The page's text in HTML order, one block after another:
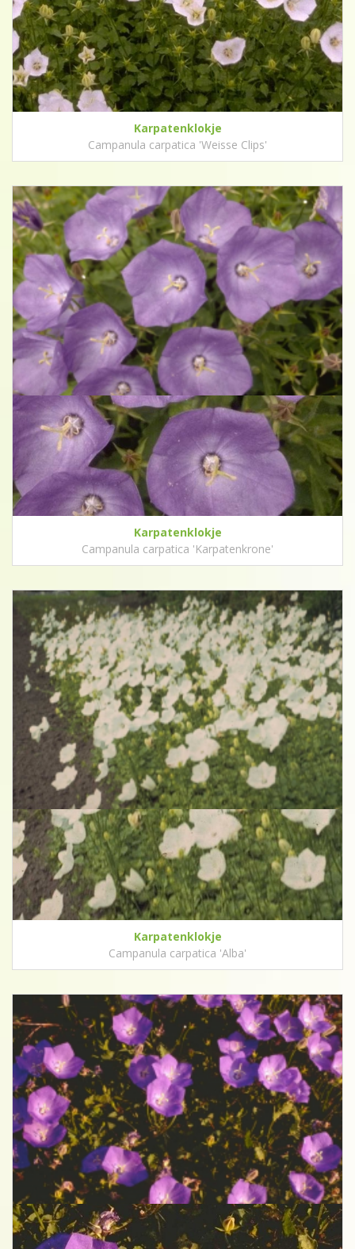
Karpatenklokje
Campanula carpatica 'Weisse Clips'
Karpatenklokje
Campanula carpatica 'Karpatenkrone'
Karpatenklokje
Campanula carpatica 'Alba'